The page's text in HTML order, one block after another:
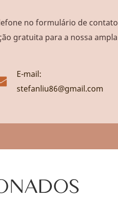
no formulário de contato
gratuita para a nossa ampla
E-mail:
stefanliu86@gmail.com